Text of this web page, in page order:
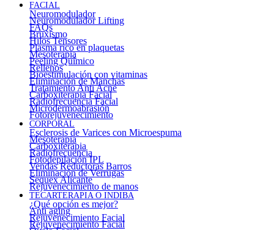
FACIAL
Neuromodulador
Neuromodulador Lifting
FAQs
Bruxismo
Hilos Tensores
Plasma rico en plaquetas
Mesoterapia
Peeling Químico
Rellenos
Bioestimulación con vitaminas
Eliminación de Manchas
Tratamiento Anti Acné
Carboxiterapia Facial
Radiofrecuencia Facial
Microdermoabrasión
Fotorejuvenecimiento
CORPORAL
Esclerosis de Varices con Microespuma
Mesoterapia
Carboxiterapia
Radiofrecuencia
Fotodepilación IPL
Vendas Reductoras Barros
Eliminación de Verrugas
Sequex Alicante
Rejuvenecimiento de manos
TECARTERAPIA O INDIBA
¿Qué opción es mejor?
Anti aging
Rejuvenecimiento Facial
Rejuvenecimiento Facial